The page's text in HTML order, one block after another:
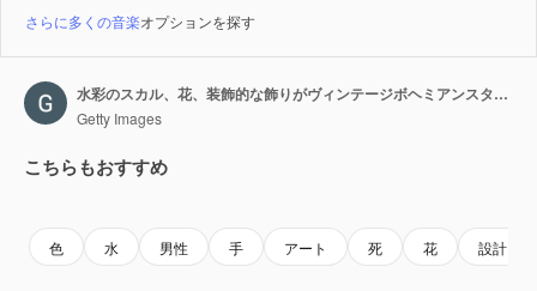
さらに多くの音楽オプションを探す
水彩のスカル、花、装飾的な飾りがヴィンテージボヘミアンスタイルで描かれたハロウィンアニメーション。シームレスループアニメーション。
Getty Images
こちらもおすすめ
色 水 男性 手 アート 死 花 設計